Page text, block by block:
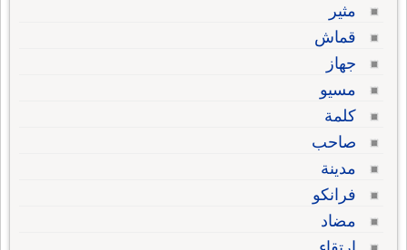
مثير
قماش
جهاز
مسيو
كلمة
صاحب
مدينة
فرانكو
مضاد